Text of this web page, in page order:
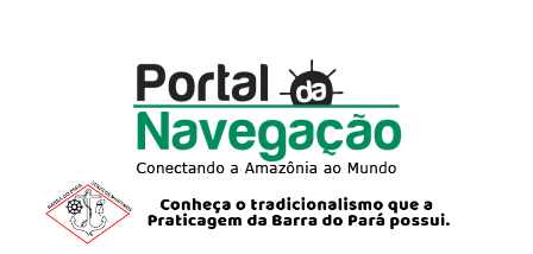
CONECTANDO A AMAZÔNIA COM O MUNDO.